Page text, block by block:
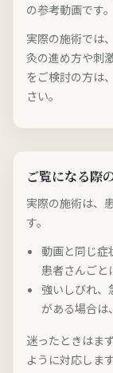
の参考動画です。
実際の施術では
灸の進め方や刺
をご検討の方は
さい。
ご覧になる際
実際の施術は、
す。
動画と同じ症
患者さんごと
強いしびれ、
がある場合は
迷ったときはま
ように対応します